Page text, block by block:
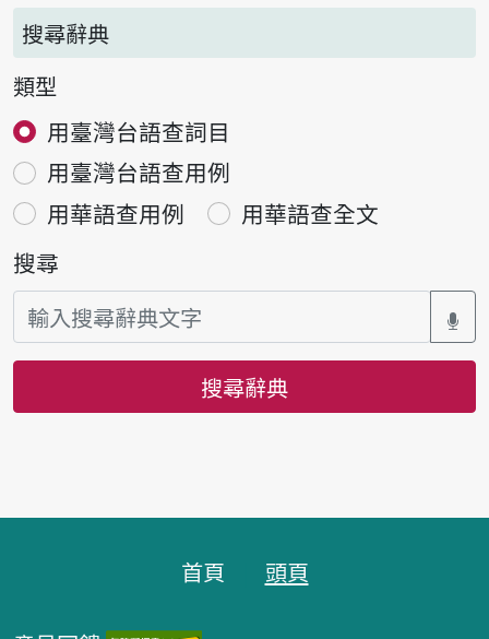
搜尋辭典
類型
用臺灣台語查詞目
用臺灣台語查用例
用華語查用例
用華語查全文
搜尋
搜尋辭典
首頁 頭頁